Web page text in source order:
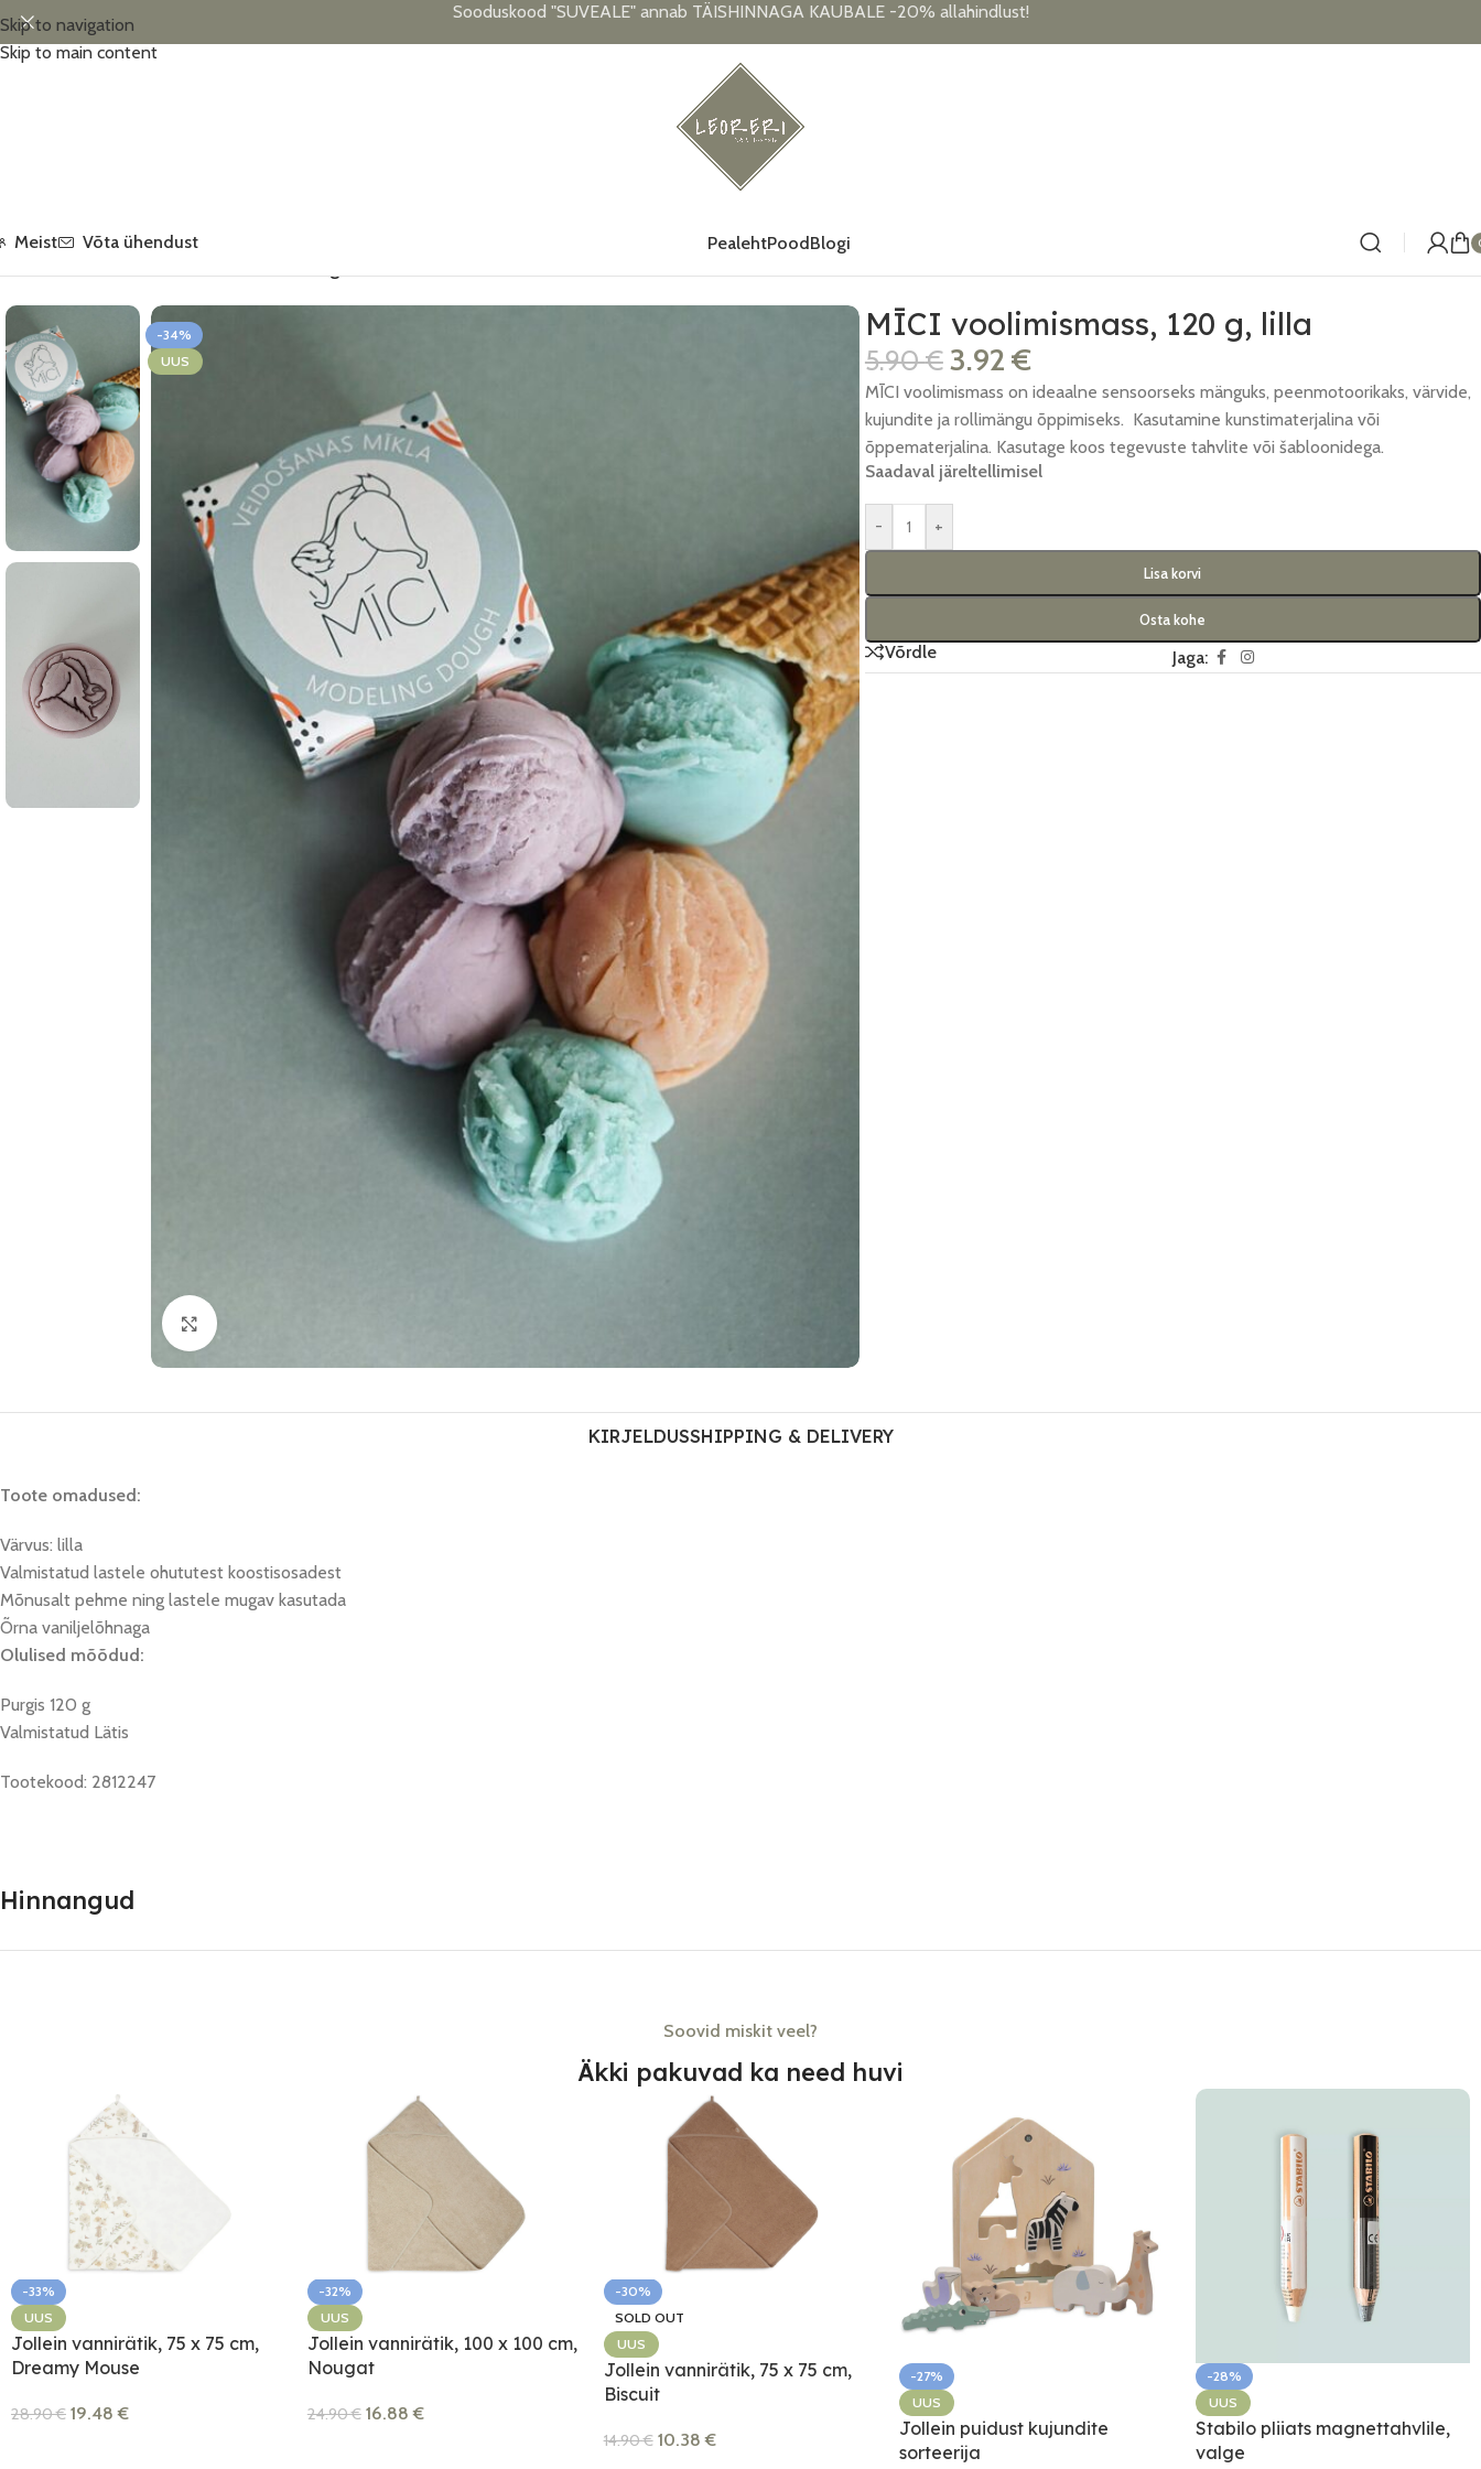
Skip to navigation
Skip to main content
Sooduskood "SUVEALE" annab TÄISHINNAGA KAUBALE -20% allahindlust!
Meist Võta ühendust PealehtPoodBlogi
-34%
UUS
MĪCI voolimismass, 120 g, lilla
5.90€ 3.92 €
MĪCI voolimismass on ideaalne sensoorseks mänguks, peenmotoorikaks, värvide,
kujundite ja rollimängu õppimiseks. Kasutamine kunstimaterjalina või
õppematerjalina. Kasutage koos tegevuste tahvlite või šabloonidega.
Saadaval järeltellimisel
- +
Lisa korvi
Osta kohe
Võrdle Jaga:
KIRJELDUSSHIPPING & DELIVERY
Toote omadused:
Värvus: lilla
Valmistatud lastele ohututest koostisosadest
Mõnusalt pehme ning lastele mugav kasutada
Õrna vaniljelõhnaga
Olulised mõõdud:
Purgis 120 g
Valmistatud Lätis
Tootekood: 2812247
Hinnangud
Soovid miskit veel?
Äkki pakuvad ka need huvi
-33%
UUS
Jollein vannirätik, 75 x 75 cm,
Dreamy Mouse
28.90€ 19.48€
-32%
UUS
Jollein vannirätik, 100 x 100 cm,
Nougat
24.90€ 16.88€
-30%
SOLD OUT
UUS
Jollein vannirätik, 75 x 75 cm,
Biscuit
14.90€ 10.38€
-27%
UUS
Jollein puidust kujundite
sorteerija
-28%
UUS
Stabilo pliiats magnettahvlile,
valge